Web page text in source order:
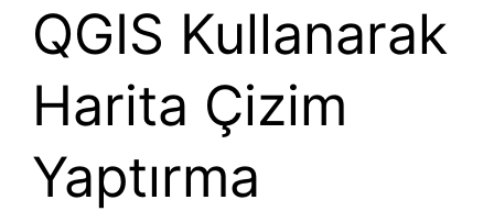
QGIS Kullanarak
Harita Çizim
Yaptırma